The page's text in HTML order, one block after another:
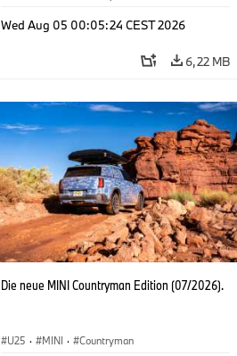
Wed Aug 05 00:05:24 CEST 2026
6,22 MB
Die neue MINI Countryman Edition (07/2026).
U25 · MINI · Countryman